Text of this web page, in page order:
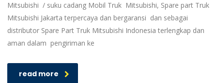
Mitsubishi / suku cadang Mobil Truk Mitsubishi, Spare part Truk
Mitsubishi Jakarta terpercaya dan bergaransi dan sebagai
distributor Spare Part Truk Mitsubishi Indonesia terlengkap dan
aman dalam pengiriman ke
read more